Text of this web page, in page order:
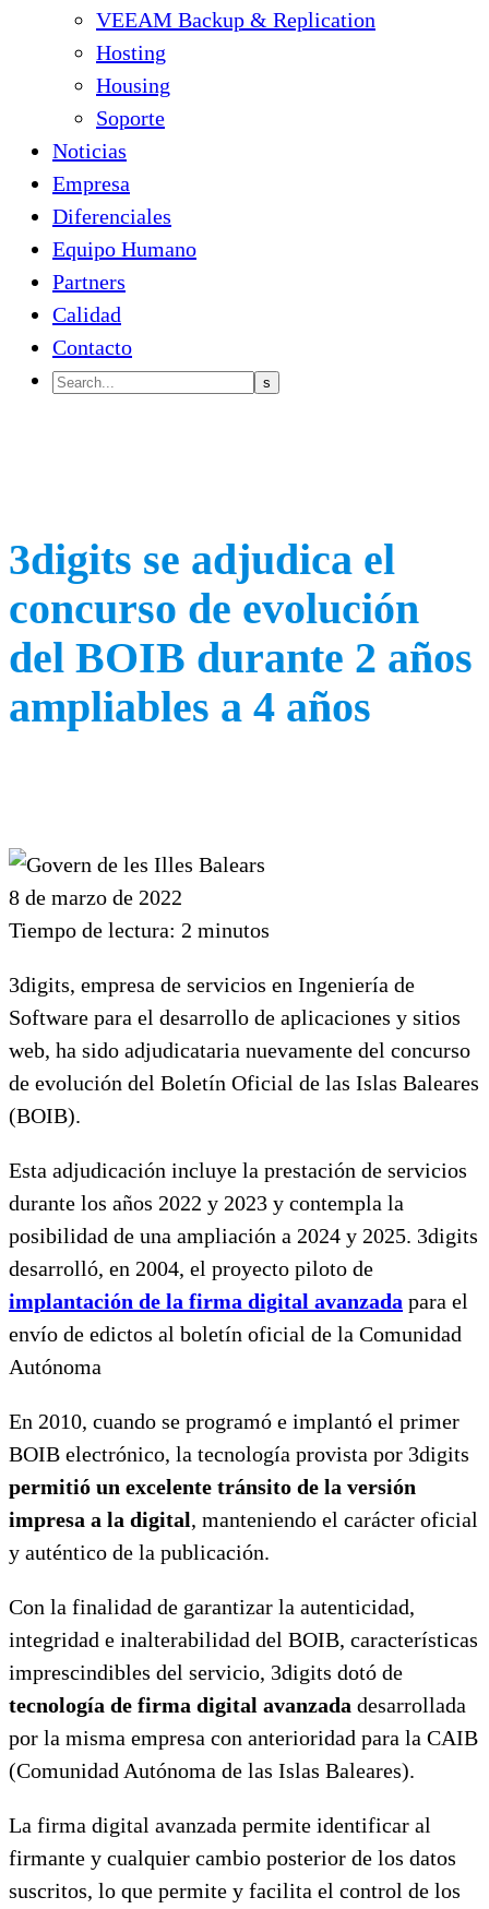
VEEAM Backup & Replication
Hosting
Housing
Soporte
Noticias
Empresa
Diferenciales
Equipo Humano
Partners
Calidad
Contacto
3digits se adjudica el
concurso de evolución
del BOIB durante 2 años
ampliables a 4 años
8 de marzo de 2022
Tiempo de lectura: 2 minutos
3digits, empresa de servicios en Ingeniería de
Software para el desarrollo de aplicaciones y sitios
web, ha sido adjudicataria nuevamente del concurso
de evolución del Boletín Oficial de las Islas Baleares
(BOIB).
Esta adjudicación incluye la prestación de servicios
durante los años 2022 y 2023 y contempla la
posibilidad de una ampliación a 2024 y 2025. 3digits
desarrolló, en 2004, el proyecto piloto de
implantación de la firma digital avanzada para el
envío de edictos al boletín oficial de la Comunidad
Autónoma
En 2010, cuando se programó e implantó el primer
BOIB electrónico, la tecnología provista por 3digits
permitió un excelente tránsito de la versión
impresa a la digital, manteniendo el carácter oficial
y auténtico de la publicación.
Con la finalidad de garantizar la autenticidad,
integridad e inalterabilidad del BOIB, características
imprescindibles del servicio, 3digits dotó de
tecnología de firma digital avanzada desarrollada
por la misma empresa con anterioridad para la CAIB
(Comunidad Autónoma de las Islas Baleares).
La firma digital avanzada permite identificar al
firmante y cualquier cambio posterior de los datos
suscritos, lo que permite y facilita el control de los